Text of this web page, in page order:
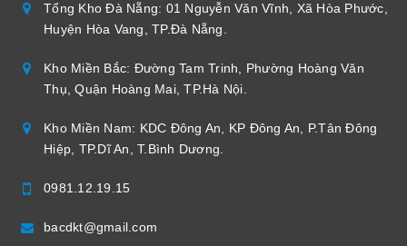
Tổng Kho Đà Nẵng: 01 Nguyễn Văn Vĩnh, Xã Hòa Phước,
Huyện Hòa Vang, TP.Đà Nẵng.
Kho Miền Bắc: Đường Tam Trinh, Phường Hoàng Văn
Thụ, Quận Hoàng Mai, TP.Hà Nội.
Kho Miền Nam: KDC Đông An, KP Đông An, P.Tân Đông
Hiệp, TP.Dĩ An, T.Bình Dương.
0981.12.19.15
bacdkt@gmail.com